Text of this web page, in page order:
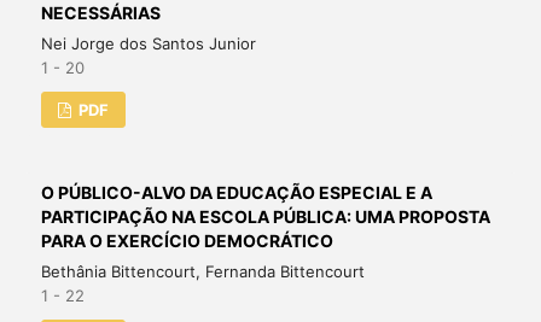
NECESSÁRIAS
Nei Jorge dos Santos Junior
1 - 20
PDF
O PÚBLICO-ALVO DA EDUCAÇÃO ESPECIAL E A
PARTICIPAÇÃO NA ESCOLA PÚBLICA: UMA PROPOSTA
PARA O EXERCÍCIO DEMOCRÁTICO
Bethânia Bittencourt, Fernanda Bittencourt
1 - 22